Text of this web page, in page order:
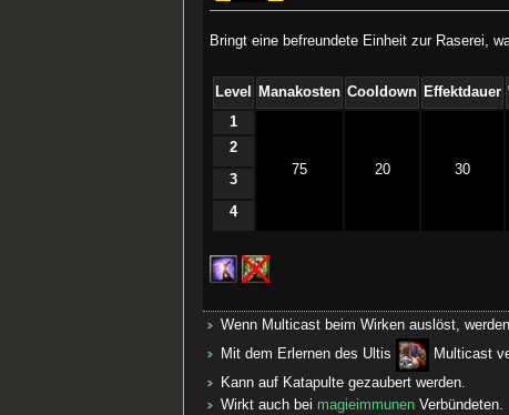
Bringt eine befreundete Einheit zur Raserei,
Level Manakosten Cooldown Effektdauer
1
75 20 30
2
3
4
Wenn Multicast beim Wirken auslöst,
Mit dem Erlernen des Ultis
Multicast
Kann auf Katapulte gezaubert werden.
Wirkt auch bei magieimmunenVerbündeten.